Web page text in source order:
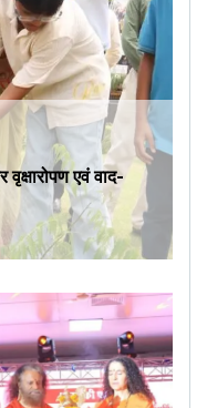
वृक्षारोपण एवं वाद-